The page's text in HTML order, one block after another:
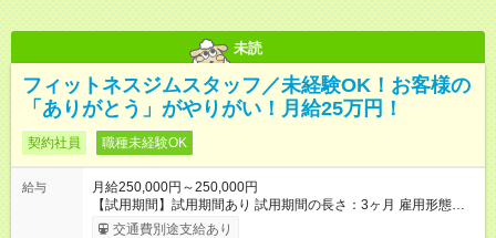
未読
フィットネスジムスタッフ／未経験OK！お客様の
「ありがとう」がやりがい！月給25万円！
契約社員 職種未経験OK
給与
月給250,000円～250,000円
【試用期間】試用期間あり 試用期間の長さ：3ヶ月 雇用形態、
給与は本採用時と同じです。
交通費別途支給あり